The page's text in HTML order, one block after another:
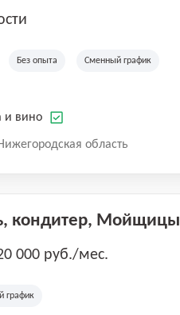
Без опыта Сменный график
и вино
область
кондитер, Мойщицы
000 руб./мес.
график